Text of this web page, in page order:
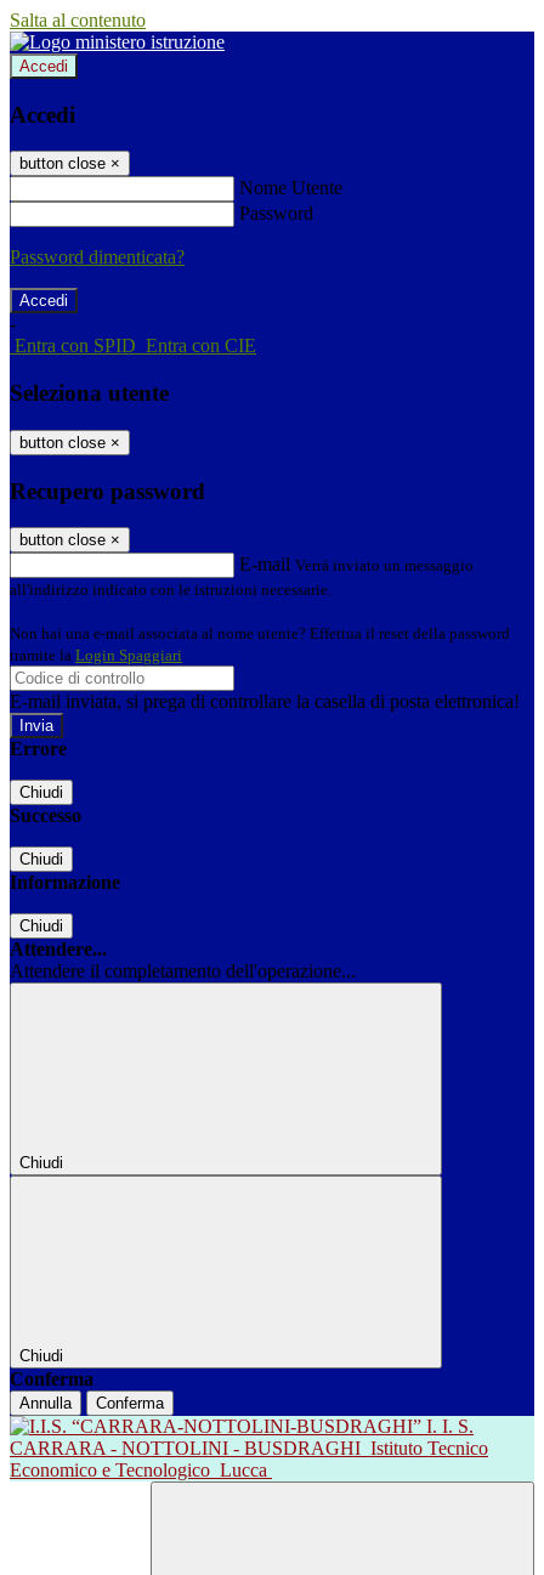
Salta al contenuto
Accedi
Accedi
button close ×
Nome Utente
Password
Password dimenticata?
-
Entra con SPID Entra con CIE
Seleziona utente
button close ×
Recupero password
button close ×
E-mail Verrà inviato un messaggio
all'indirizzo indicato con le istruzioni necessarie.
Non hai una e-mail associata al nome utente? Effettua il reset della password
tramite la Login Spaggiari
E-mail inviata, si prega di controllare la casella di posta elettronica!
Errore
Chiudi
Successo
Chiudi
Informazione
Chiudi
Attendere...
Attendere il completamento dell'operazione...
Chiudi
Chiudi
Conferma
Annulla Conferma
I. I. S.
CARRARA - NOTTOLINI - BUSDRAGHI Istituto Tecnico
Economico e Tecnologico Lucca